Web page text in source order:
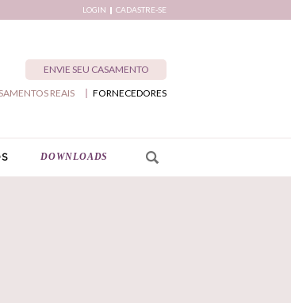
LOGIN CADASTRE-SE
ENVIE SEU CASAMENTO
FORNECEDORES
REAIS
DOWNLOADS